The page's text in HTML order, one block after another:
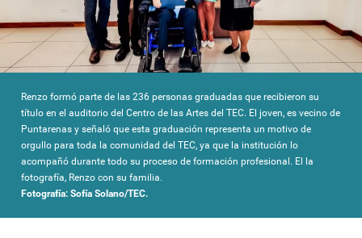
Renzo formó parte de las 236 personas graduadas que recibieron su
título en el auditorio del Centro de las Artes del TEC. El joven, es vecino de
Puntarenas y señaló que esta graduación representa un motivo de
orgullo para toda la comunidad del TEC, ya que la institución lo
acompañó durante todo su proceso de formación profesional. El la
fotografía, Renzo con su familia.
Fotografía: Sofía Solano/TEC.